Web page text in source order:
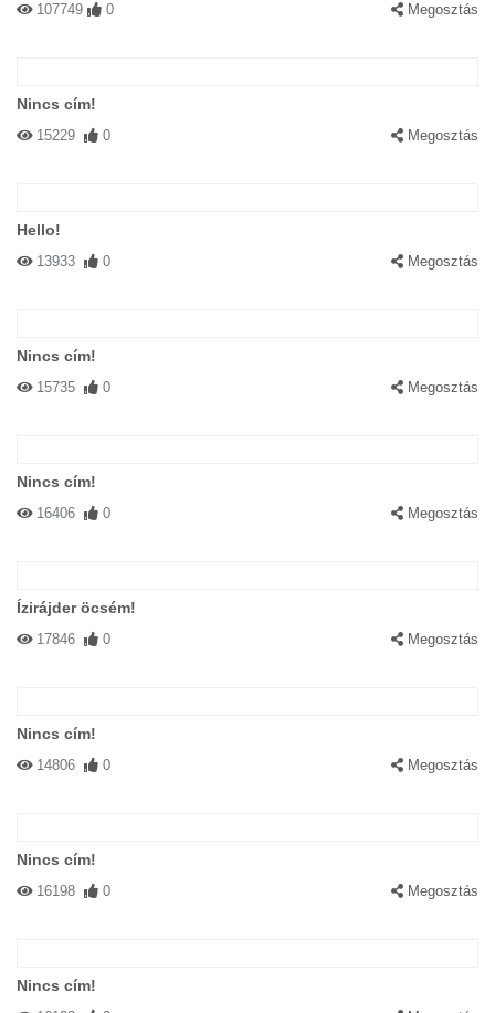
107749 0 Megosztás
Nincs cím!
15229 0 Megosztás
Hello!
13933 0 Megosztás
Nincs cím!
15735 0 Megosztás
Nincs cím!
16406 0 Megosztás
Ízirájder öcsém!
17846 0 Megosztás
Nincs cím!
14806 0 Megosztás
Nincs cím!
16198 0 Megosztás
Nincs cím!